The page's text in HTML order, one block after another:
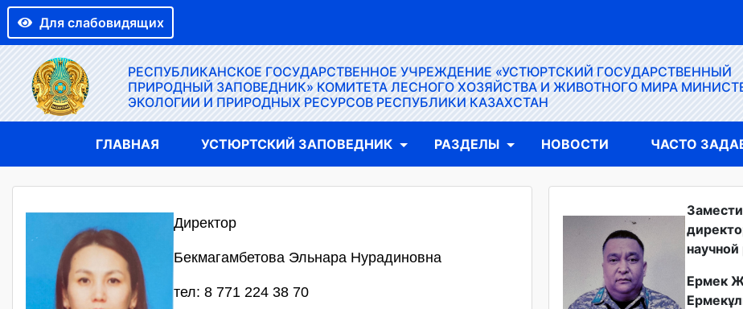
Для слабовидящих
РЕСПУБЛИКАНСКОЕ ГОСУДАРСТВЕННОЕ УЧРЕЖДЕНИЕ «УСТЮРТСКИЙ ГОСУДАРСТВЕННЫЙ
ПРИРОДНЫЙ ЗАПОВЕДНИК» КОМИТЕТА ЛЕСНОГО ХОЗЯЙСТВА И ЖИВОТНОГО МИРА
ЭКОЛОГИИ И ПРИРОДНЫХ РЕСУРСОВ РЕСПУБЛИКИ КАЗАХСТАН
ГЛАВНАЯ УСТЮРТСКИЙ ЗАПОВЕДНИК РАЗДЕЛЫ НОВОСТИ ЧАСТО
Директор
Бекмагамбетова Эльнара Нурадиновна
тел: 8 771 224 38 70
Ермек